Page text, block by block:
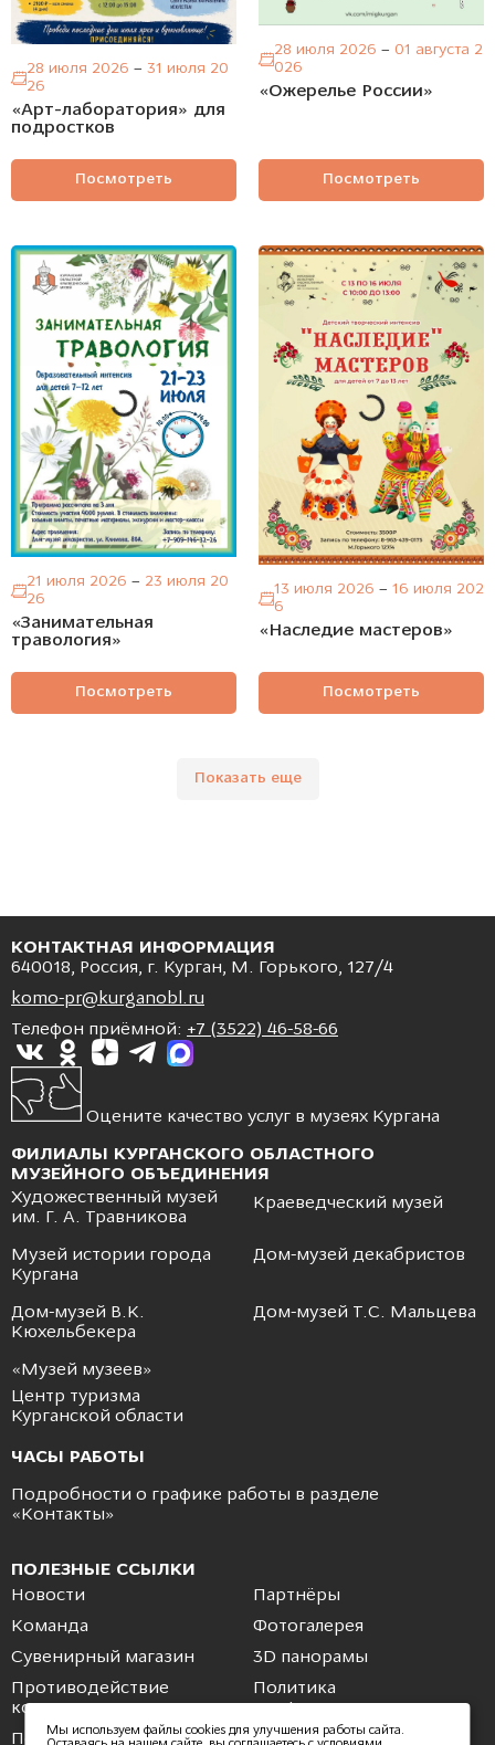
28 июля 2026 – 31 июля 20
26
«Арт-лаборатория» для
подростков
Посмотреть
28 июля 2026 – 01 августа 2
026
«Ожерелье России»
Посмотреть
21 июля 2026 – 23 июля 20
26
«Занимательная
травология»
Посмотреть
13 июля 2026 – 16 июля 202
6
«Наследие мастеров»
Посмотреть
Показать еще
КОНТАКТНАЯ ИНФОРМАЦИЯ
640018, Россия, г. Курган, М. Горького, 127/4
komo-pr@kurganobl.ru
Телефон приёмной: +7 (3522) 46-58-66
Оцените качество услуг в музеях Кургана
ФИЛИАЛЫ КУРГАНСКОГО ОБЛАСТНОГО
МУЗЕЙНОГО ОБЪЕДИНЕНИЯ
Художественный музей
им. Г. А. Травникова
Краеведческий музей
Музей истории города
Кургана
Дом-музей декабристов
Дом-музей В.К.
Кюхельбекера
Дом-музей Т.С. Мальцева
«Музей музеев»
Центр туризма
Курганской области
ЧАСЫ РАБОТЫ
Подробности о графике работы в разделе
« Контакты»
ПОЛЕЗНЫЕ ССЫЛКИ
Новости
Партнёры
Команда
Фотогалерея
Сувенирный магазин
3D панорамы
Противодействие
коррупции
Политика
конфиденциальности
Пользовательское
Обратная связь
Мы используем файлы cookies для улучшения работы сайта.